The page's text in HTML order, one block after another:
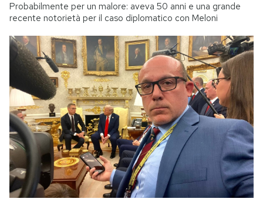
Probabilmente per un malore: aveva 50 anni e una grande
recente notorietà per il caso diplomatico con Meloni